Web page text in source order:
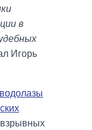
в
Игорь
водолазы
взрывных